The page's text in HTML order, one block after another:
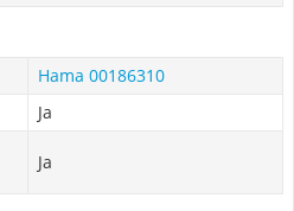
Hama 00186310
Ja
Ja